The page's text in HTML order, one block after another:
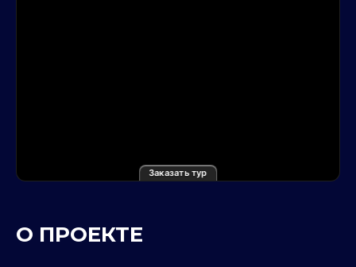
Заказать тур
О ПРОЕКТЕ